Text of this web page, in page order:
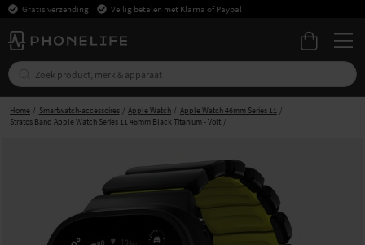
Gratis verzending Veilig betalen met Klarna of Paypal
Home Smartwatch-accessoires Apple Watch
Apple Watch 46mm Series 11
Stratos Band Apple Watch Series 11 46mm Black Titanium - Volt